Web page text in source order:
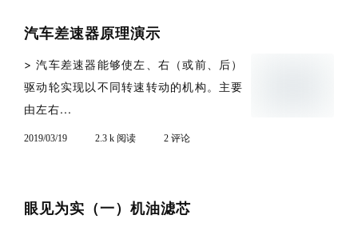
汽车差速器原理演示
> 汽车差速器能够使左、右（或前、后）
驱动轮实现以不同转速转动的机构。主要
由左右...
2019/03/19 2.3 k 阅读 2 评论
眼见为实（一）机油滤芯